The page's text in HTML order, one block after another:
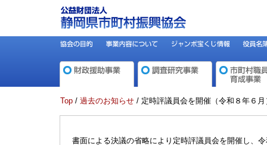
Top / 過去のお知らせ / 定時評議員会を開催（令和８年６月
書面による決議の省略により定時評議員会を開催し、